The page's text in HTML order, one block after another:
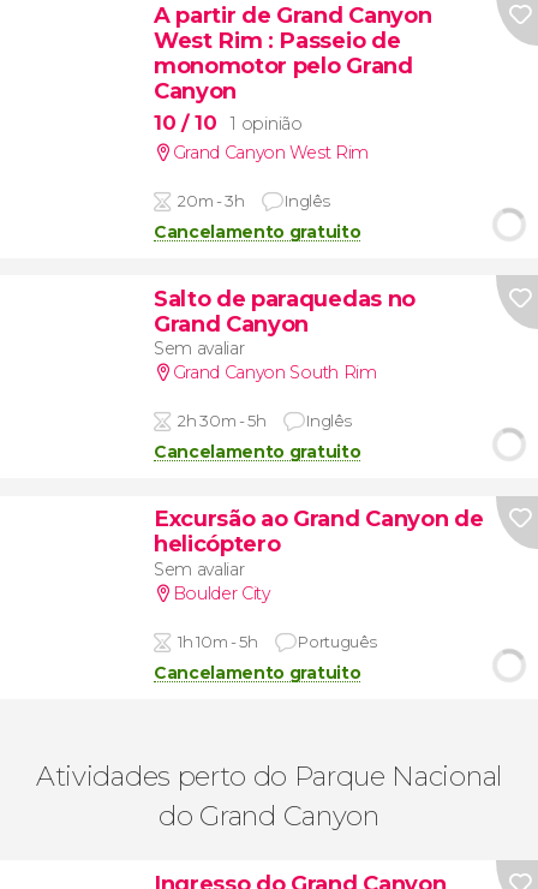
A partir de Grand Canyon
West Rim : Passeio de
monomotor pelo Grand
Canyon
10 / 10
1 opinião
Grand Canyon West Rim
20m - 3h Inglês
Cancelamento gratuito
Salto de paraquedas no
Grand Canyon
Sem avaliar
Grand Canyon South Rim
2h 30m - 5h Inglês
Cancelamento gratuito
Excursão ao Grand Canyon de
helicóptero
Sem avaliar
Boulder City
1h 10m - 5h Português
Cancelamento gratuito
Atividades perto do Parque Nacional
do Grand Canyon
Ingresso do Grand Canyon